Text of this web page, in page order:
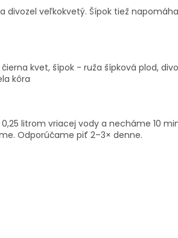
divozel veľkokvetý. Šípok tiež
kvet, šípok - ruža šípková plod,
kôra
litrom vriacej vody a necháme 10
Odporúčame piť 2–3× denne.